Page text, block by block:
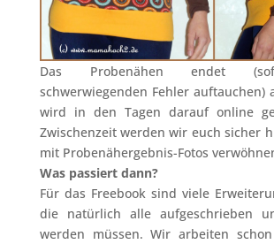
Das Probenähen endet
schwerwiegenden Fehler auftauchen)
wird in den Tagen darauf online
Zwischenzeit werden wir euch sicher
mit Probenähergebnis-Fotos
Was passiert dann?
Für das Freebook sind viele
die natürlich alle aufgeschrieben
werden müssen. Wir arbeiten